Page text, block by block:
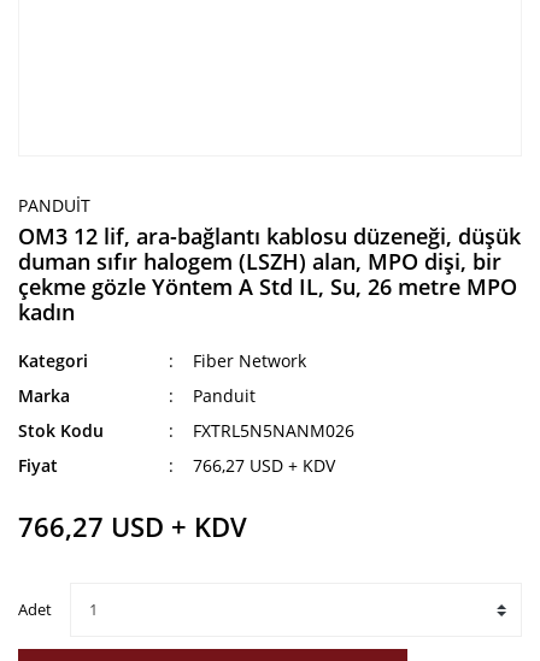
PANDUIT
OM3 12 lif, ara-bağlantı kablosu düzeneği, düşük
duman sıfır halogem (LSZH) alan, MPO dişi, bir
çekme gözle Yöntem A Std IL, Su, 26 metre MPO
kadın
Kategori
Fiber Network
Marka
Panduit
Stok Kodu
FXTRL5N5NANM026
Fiyat
766,27 USD + KDV
766,27 USD + KDV
Adet